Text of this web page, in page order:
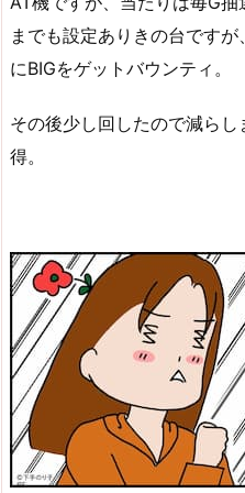
までも設定ありきの台です
にBIGをゲットバウンティ。
その後少し回したので減ら
得。